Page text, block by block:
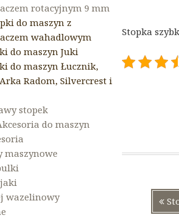
rotacyjnym 9 mm
do maszyn z
wahadlowym
do maszyn Juki
do maszyn Łucznik,
Radom, Silvercrest i
stopek
do maszyn
maszynowe
wazelinowy
Stopka
Nawigacja